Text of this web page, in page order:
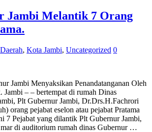
Jambi Melantik 7 Orang
Daerah, Kota Jambi, Uncategorized 0
Jambi Menyaksikan Penandatanganan Oleh
Jambi – – bertempat di rumah Dinas
Plt Gubernur Jambi, Dr.Drs.H.Fachrori
orang pejabat eselon atau pejabat Pratama
7 Pejabat yang dilantik Plt Gubernur Jambi,
di auditorium rumah dinas Gubernur …